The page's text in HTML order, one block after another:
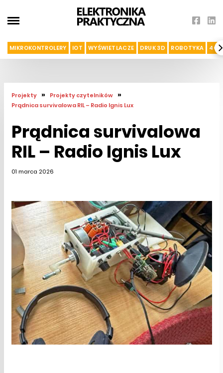
MIKROKONTROLERY IOT WYŚWIETLACZE DRUK 3D ROBOTYKA 4G I
Projekty » Projekty czytelników »
Prądnica survivalowa RIL – Radio Ignis Lux
Prądnica survivalowa
RIL – Radio Ignis Lux
01 marca 2026